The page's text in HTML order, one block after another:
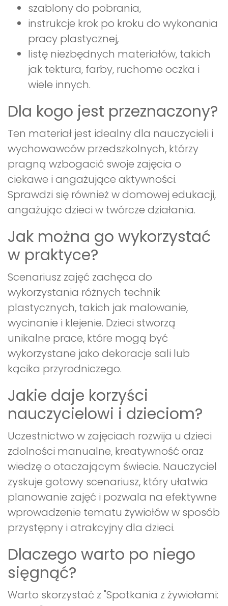
szablony do pobrania,
instrukcje krok po kroku do wykonania
pracy plastycznej,
listę niezbędnych materiałów, takich
jak tektura, farby, ruchome oczka i
wiele innych.
Dla kogo jest przeznaczony?
Ten materiał jest idealny dla nauczycieli i
wychowawców przedszkolnych, którzy
pragną wzbogacić swoje zajęcia o
ciekawe i angażujące aktywności.
Sprawdzi się również w domowej edukacji,
angażując dzieci w twórcze działania.
Jak można go wykorzystać
w praktyce?
Scenariusz zajęć zachęca do
wykorzystania różnych technik
plastycznych, takich jak malowanie,
wycinanie i klejenie. Dzieci stworzą
unikalne prace, które mogą być
wykorzystane jako dekoracje sali lub
kącika przyrodniczego.
Jakie daje korzyści
nauczycielowi i dzieciom?
Uczestnictwo w zajęciach rozwija u dzieci
zdolności manualne, kreatywność oraz
wiedzę o otaczającym świecie. Nauczyciel
zyskuje gotowy scenariusz, który ułatwia
planowanie zajęć i pozwala na efektywne
wprowadzenie tematu żywiołów w sposób
przystępny i atrakcyjny dla dzieci.
Dlaczego warto po niego
sięgnąć?
Warto skorzystać z "Spotkania z żywiołami: